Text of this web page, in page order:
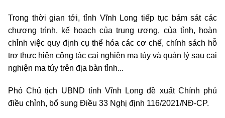
Trong thời gian tới, tỉnh Vĩnh Long tiếp tục bám sát các
chương trình, kế hoạch của trung ương, của tỉnh, hoàn
chỉnh việc quy định cụ thể hóa các cơ chế, chính sách hỗ
trợ thực hiện công tác cai nghiện ma túy và quản lý sau cai
nghiện ma túy trên địa bàn tỉnh...
Phó Chủ tịch UBND tỉnh Vĩnh Long đề xuất Chính phủ
điều chỉnh, bổ sung Điều 33 Nghị định 116/2021/NĐ-CP.